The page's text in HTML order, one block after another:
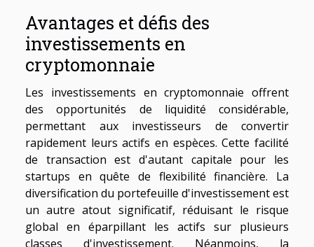
Avantages et défis des
investissements en
cryptomonnaie
Les investissements en cryptomonnaie offrent
des opportunités de liquidité considérable,
permettant aux investisseurs de convertir
rapidement leurs actifs en espèces. Cette facilité
de transaction est d'autant capitale pour les
startups en quête de flexibilité financière. La
diversification du portefeuille d'investissement est
un autre atout significatif, réduisant le risque
global en éparpillant les actifs sur plusieurs
classes d'investissement. Néanmoins, la